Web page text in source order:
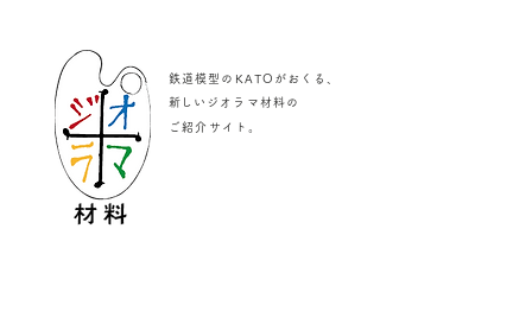
鉄道模型のKATOがおくる、
​新しいジオラマ材料の
ご紹介サイト